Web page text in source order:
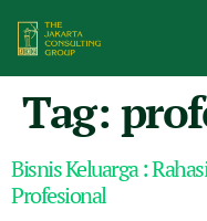
Tag:
Bisnis Keluarga :
Profesional